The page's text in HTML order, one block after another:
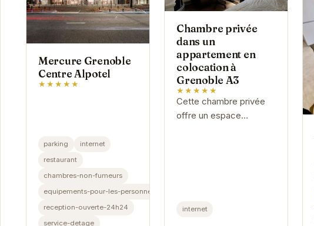
Mercure Grenoble
Centre Alpotel
★★★★★
parking
internet
restaurant
chambres-non-fumeurs
equipements-pour-les-personnes-handicapees
reception-ouverte-24h24
service-detage
Chambre privée
dans un
appartement en
colocation à
Grenoble A3
★★★★★
Cette chambre privée
offre un espace
internet